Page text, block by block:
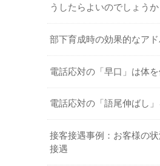
うしたらよいのでしょうか
部下育成時の効果的なア
電話応対の「早口」は体
電話応対の「語尾伸ばし
接客接遇事例：お客様の
接遇